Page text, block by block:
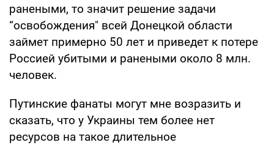
ранеными, то значит решение задачи
“освобождения" всей Донецкой области
займет примерно 50 лет и приведет к потере
Россией убитыми и ранеными около 8 млн.
человек.
Путинские фанаты могут мне возразить и
сказать, что у Украины тем более нет
ресурсов на такое длительное